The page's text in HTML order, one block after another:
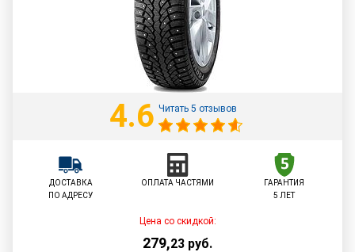
4.6 Читать 5 отзывов
ДОСТАВКА
ПО АДРЕСУ
ОПЛАТА ЧАСТЯМИ
ГАРАНТИЯ
5 ЛЕТ
Цена со скидкой:
279,23 руб.